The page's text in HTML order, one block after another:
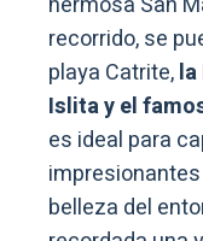
recorrido, se
playa Catrite,la
Islita y el
es ideal para
belleza del